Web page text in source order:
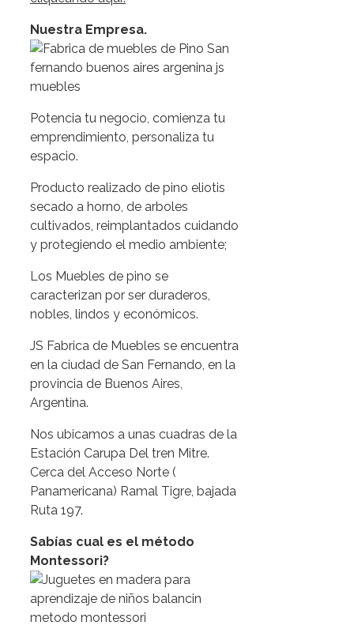
Nuestra Empresa.
Potencia tu negocio, comienza tu
emprendimiento, personaliza tu
espacio.
Producto realizado de pino eliotis
secado a horno, de arboles
cultivados, reimplantados cuidando
y protegiendo el medio ambiente;
Los Muebles de pino se
caracterizan por ser duraderos,
nobles, lindos y económicos.
JS Fabrica de Muebles se encuentra
en la ciudad de San Fernando, en la
provincia de Buenos Aires,
Argentina.
Nos ubicamos a unas cuadras de la
Estación Carupa Del tren Mitre.
Cerca del Acceso Norte (
Panamericana) Ramal Tigre, bajada
Ruta 197.
Sabías cual es el método
Montessori?